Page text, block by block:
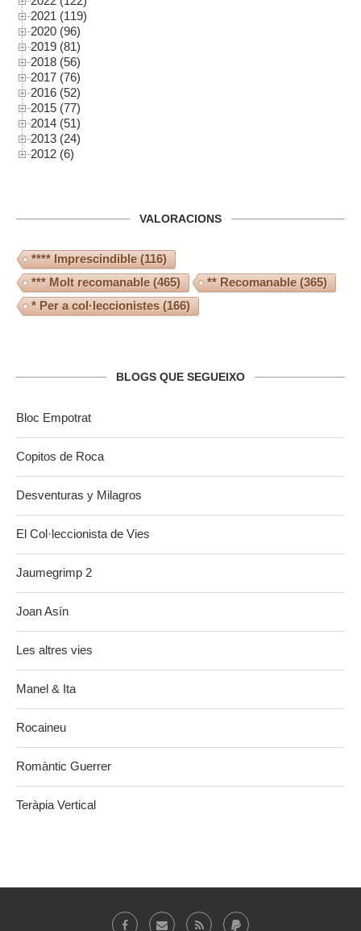
2021 (119)
2020 (96)
2019 (81)
2018 (56)
2017 (76)
2016 (52)
2015 (77)
2014 (51)
2013 (24)
2012 (6)
VALORACIONS
**** Imprescindible(116)
*** Molt recomanable(465) ** Recomanable(365)
* Per a col·leccionistes (166)
BLOGS QUE SEGUEIXO
Bloc Empotrat
Copitos de Roca
Desventuras y Milagros
El Col·leccionista de Vies
Jaumegrimp 2
Joan Asín
Les altres vies
Manel & Ita
Rocaineu
Romàntic Guerrer
Teràpia Vertical